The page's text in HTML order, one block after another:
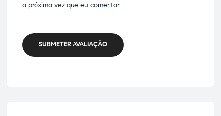
a próxima vez que eu comentar.
SUBMETER AVALIAÇÃO